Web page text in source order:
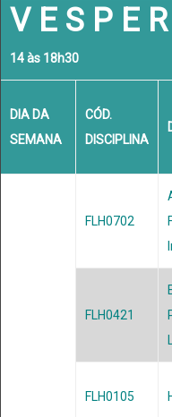
V E S P E
14 às 18h30
DIA DA
SEMANA
CÓD.
DISCIPLINA
FLH0702
FLH0421
FLH0105